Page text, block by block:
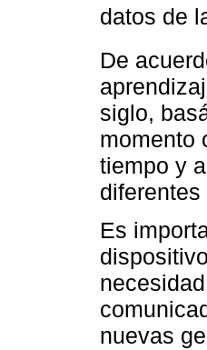
datos de
De
siglo,
momento
tiempo y
Es
nuevas